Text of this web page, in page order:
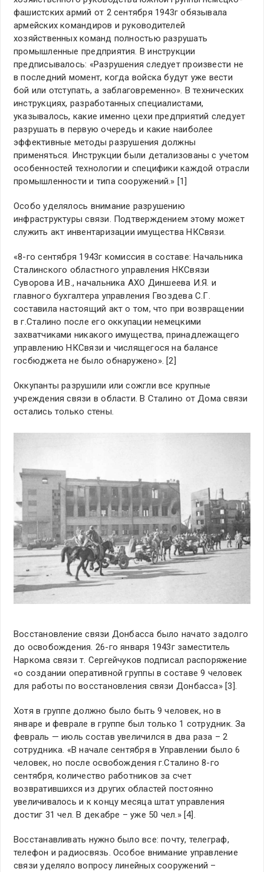
фашистских армий от 2 сентября 1943г обязывала
армейских командиров и руководителей
хозяйственных команд полностью разрушать
промышленные предприятия. В инструкции
предписывалось: «Разрушения следует произвести не
в последний момент, когда войска будут уже вести
бой или отступать, а заблаговременно». В технических
инструкциях, разработанных специалистами,
указывалось, какие именно цехи предприятий следует
разрушать в первую очередь и какие наиболее
эффективные методы разрушения должны
применяться. Инструкции были детализованы с учетом
особенностей технологии и специфики каждой отрасли
промышленности и типа сооружений.» [1]
Особо уделялось внимание разрушению
инфраструктуры связи. Подтверждением этому может
служить акт инвентаризации имущества НКСвязи.
«8-го сентября 1943г комиссия в составе: Начальника
Сталинского областного управления НКСвязи
Суворова И.В., начальника АХО Диншеева И.Я. и
главного бухгалтера управления Гвоздева С.Г.
составила настоящий акт о том, что при возвращении
в г.Сталино после его оккупации немецкими
захватчиками никакого имущества, принадлежащего
управлению НКСвязи и числящегося на балансе
госбюджета не было обнаружено». [2]
Оккупанты разрушили или сожгли все крупные
учреждения связи в области. В Сталино от Дома связи
остались только стены.
Восстановление связи Донбасса было начато задолго
до освобождения. 26-го января 1943г заместитель
Наркома связи т. Сергейчуков подписал распоряжение
«о создании оперативной группы в составе 9 человек
для работы по восстановления связи Донбасса» [3].
Хотя в группе должно было быть 9 человек, но в
январе и феврале в группе был только 1 сотрудник. За
февраль — июль состав увеличился в два раза – 2
сотрудника. «В начале сентября в Управлении было 6
человек, но после освобождения г.Сталино 8-го
сентября, количество работников за счет
возвратившихся из других областей постоянно
увеличивалось и к концу месяца штат управления
достиг 31 чел. В декабре – уже 50 чел.» [4].
Восстанавливать нужно было все: почту, телеграф,
телефон и радиосвязь. Особое внимание управление
связи уделяло вопросу линейных сооружений –